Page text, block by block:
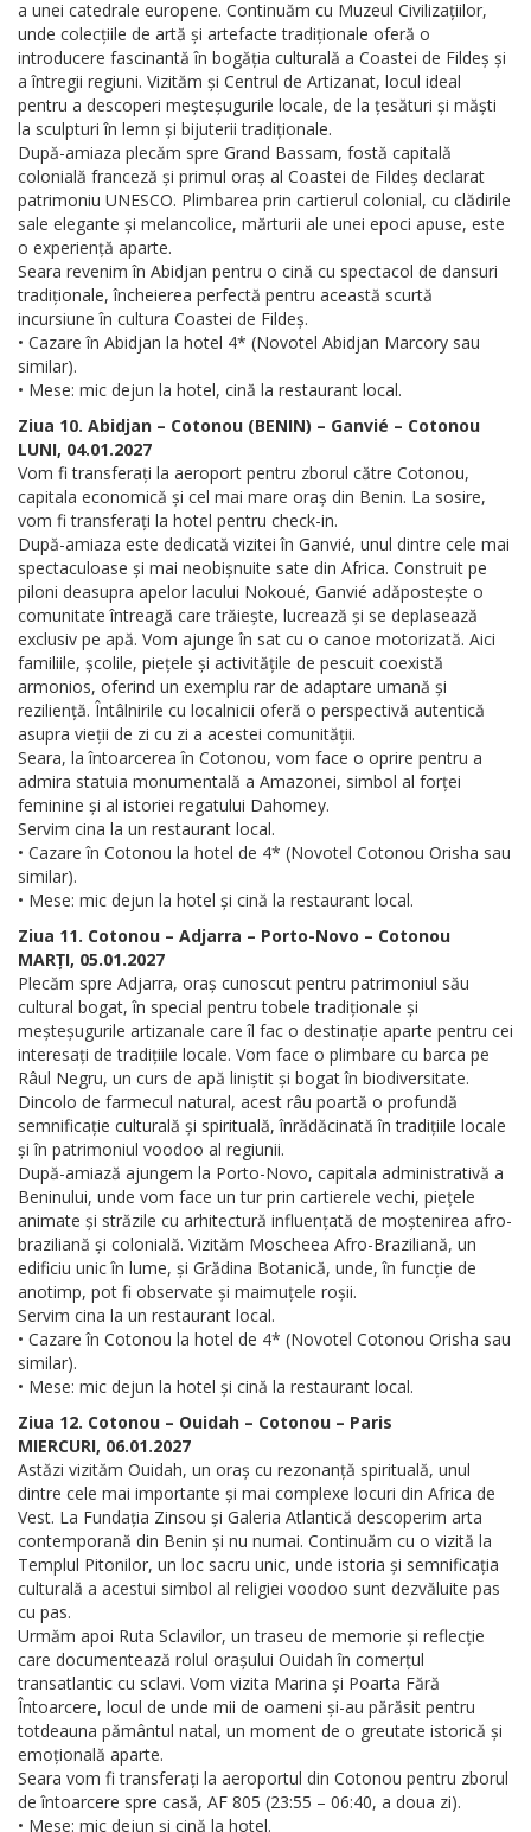
a unei catedrale europene. Continuăm cu Muzeul Civilizațiilor,
unde colecțiile de artă și artefacte tradiționale oferă o
introducere fascinantă în bogăția culturală a Coastei de Fildeș și
a întregii regiuni. Vizităm și Centrul de Artizanat, locul ideal
pentru a descoperi meșteșugurile locale, de la țesături și măști
la sculpturi în lemn și bijuterii tradiționale.
După-amiaza plecăm spre Grand Bassam, fostă capitală
colonială franceză și primul oraș al Coastei de Fildeș declarat
patrimoniu UNESCO. Plimbarea prin cartierul colonial, cu clădirile
sale elegante și melancolice, mărturii ale unei epoci apuse, este
o experiență aparte.
Seara revenim în Abidjan pentru o cină cu spectacol de dansuri
tradiționale, încheierea perfectă pentru această scurtă
incursiune în cultura Coastei de Fildeș.
• Cazare în Abidjan la hotel 4* (Novotel Abidjan Marcory sau
similar).
• Mese: mic dejun la hotel, cină la restaurant local.
Ziua 10. Abidjan – Cotonou (BENIN) – Ganvié – Cotonou
LUNI, 04.01.2027
Vom fi transferați la aeroport pentru zborul către Cotonou,
capitala economică și cel mai mare oraș din Benin. La sosire,
vom fi transferați la hotel pentru check-in.
După-amiaza este dedicată vizitei în Ganvié, unul dintre cele mai
spectaculoase și mai neobișnuite sate din Africa. Construit pe
piloni deasupra apelor lacului Nokoué, Ganvié adăpostește o
comunitate întreagă care trăiește, lucrează și se deplasează
exclusiv pe apă. Vom ajunge în sat cu o canoe motorizată. Aici
familiile, școlile, piețele și activitățile de pescuit coexistă
armonios, oferind un exemplu rar de adaptare umană și
reziliență. Întâlnirile cu localnicii oferă o perspectivă autentică
asupra vieții de zi cu zi a acestei comunității.
Seara, la întoarcerea în Cotonou, vom face o oprire pentru a
admira statuia monumentală a Amazonei, simbol al forței
feminine și al istoriei regatului Dahomey.
Servim cina la un restaurant local.
• Cazare în Cotonou la hotel de 4* (Novotel Cotonou Orisha sau
similar).
• Mese: mic dejun la hotel și cină la restaurant local.
Ziua 11. Cotonou – Adjarra – Porto-Novo – Cotonou
MARȚI, 05.01.2027
Plecăm spre Adjarra, oraș cunoscut pentru patrimoniul său
cultural bogat, în special pentru tobele tradiționale și
meșteșugurile artizanale care îl fac o destinație aparte pentru cei
interesați de tradițiile locale. Vom face o plimbare cu barca pe
Râul Negru, un curs de apă liniștit și bogat în biodiversitate.
Dincolo de farmecul natural, acest râu poartă o profundă
semnificație culturală și spirituală, înrădăcinată în tradițiile locale
și în patrimoniul voodoo al regiunii.
După-amiază ajungem la Porto-Novo, capitala administrativă a
Beninului, unde vom face un tur prin cartierele vechi, piețele
animate și străzile cu arhitectură influențată de moștenirea afro-
braziliană și colonială. Vizităm Moscheea Afro-Braziliană, un
edificiu unic în lume, și Grădina Botanică, unde, în funcție de
anotimp, pot fi observate și maimuțele roșii.
Servim cina la un restaurant local.
• Cazare în Cotonou la hotel de 4* (Novotel Cotonou Orisha sau
similar).
• Mese: mic dejun la hotel și cină la restaurant local.
Ziua 12. Cotonou – Ouidah – Cotonou – Paris
MIERCURI, 06.01.2027
Astăzi vizităm Ouidah, un oraș cu rezonanță spirituală, unul
dintre cele mai importante și mai complexe locuri din Africa de
Vest. La Fundația Zinsou și Galeria Atlantică descoperim arta
contemporană din Benin și nu numai. Continuăm cu o vizită la
Templul Pitonilor, un loc sacru unic, unde istoria și semnificația
culturală a acestui simbol al religiei voodoo sunt dezvăluite pas
cu pas.
Urmăm apoi Ruta Sclavilor, un traseu de memorie și reflecție
care documentează rolul orașului Ouidah în comerțul
transatlantic cu sclavi. Vom vizita Marina și Poarta Fără
Întoarcere, locul de unde mii de oameni și-au părăsit pentru
totdeauna pământul natal, un moment de o greutate istorică și
emoțională aparte.
Seara vom fi transferați la aeroportul din Cotonou pentru zborul
de întoarcere spre casă, AF 805 (23:55 – 06:40, a doua zi).
• Mese: mic dejun și cină la hotel.